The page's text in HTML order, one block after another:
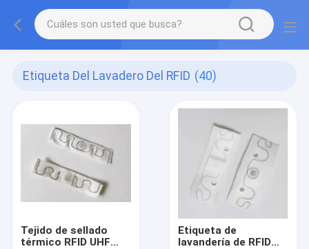
Etiqueta Del Lavadero Del RFID (40)
Tejido de sellado
térmico RFID UHF
Etiqueta de
lavandería de RFID